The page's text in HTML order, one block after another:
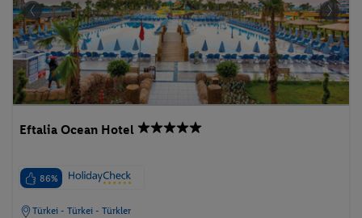
Eftalia Ocean Hotel
86%
Türkei - Türkei - Türkler